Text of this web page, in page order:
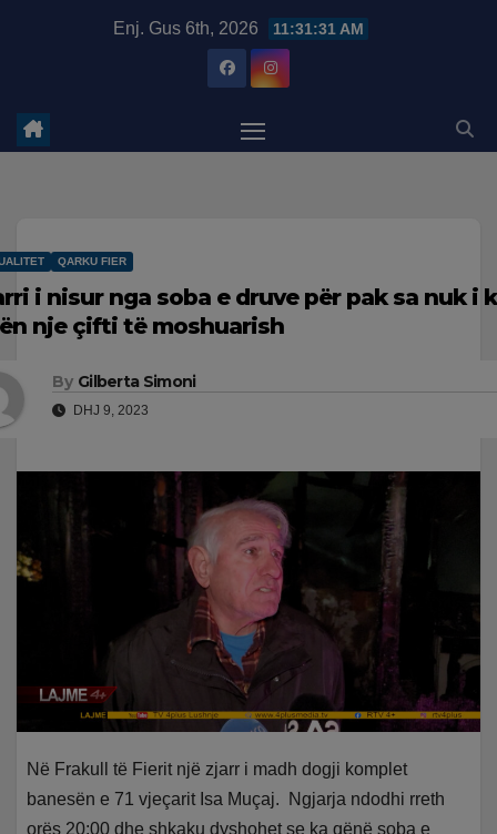
Enj. Gus 6th, 2026 11:31:32 AM
QARKU FIER
i nisur nga soba e druve për pak sa nuk i
nje çifti të moshuarish
By Gilberta Simoni
DHJ 9, 2023
Në Frakull të Fierit një zjarr i madh dogji komplet
banesën e 71 vjeçarit Isa Muçaj. Ngjarja ndodhi rreth
orës 20:00 dhe shkaku dyshohet se ka qënë soba e